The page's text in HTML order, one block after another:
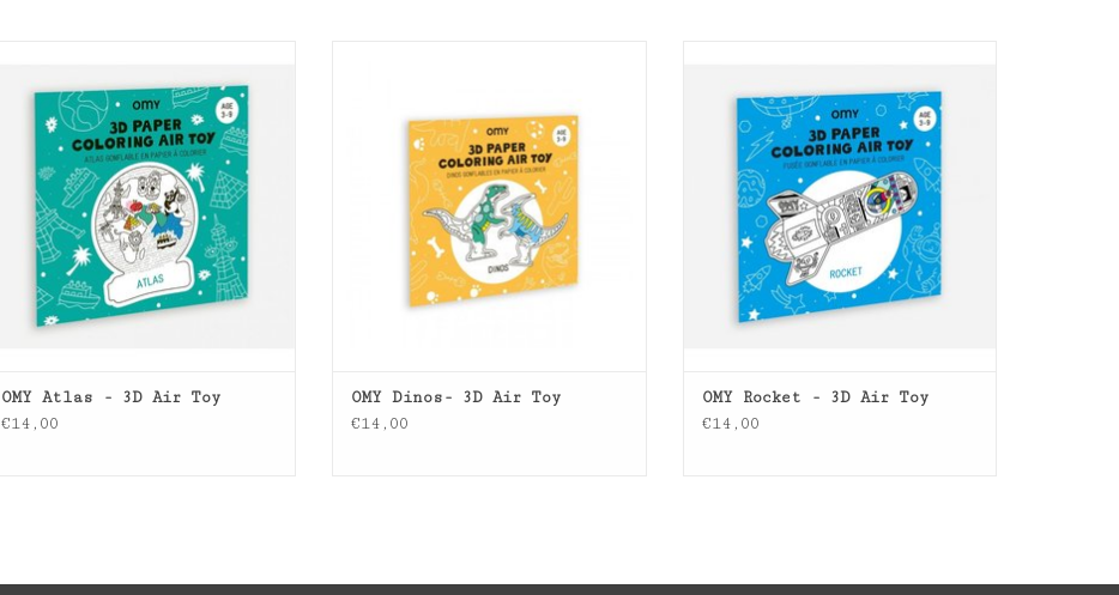
TOEVOEGEN AAN WINKELWAGEN
OMY Atlas - 3D Air Toy
€14,00
OMY Dinos- 3D Air Toy
€14,00
TOEVOEGEN AAN WINKELWAGEN
OMY Rocket - 3D Air Toy
€14,00